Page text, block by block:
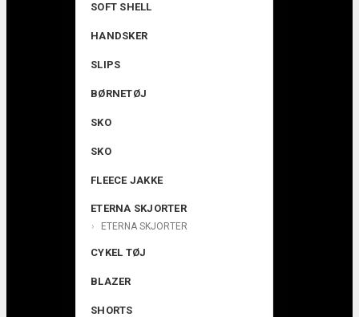
SOFT SHELL
HANDSKER
SLIPS
BØRNETØJ
SKO
SKO
FLEECE JAKKE
ETERNA SKJORTER
ETERNA SKJORTER
CYKEL TØJ
BLAZER
SHORTS